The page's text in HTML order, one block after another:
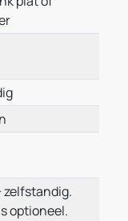
zelfstandig.
optioneel.